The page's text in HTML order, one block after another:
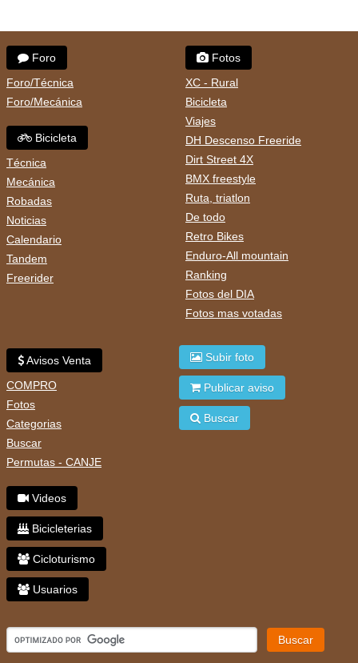
Foro
Foro/Técnica
Foro/Mecánica
Bicicleta
Técnica
Mecánica
Robadas
Noticias
Calendario
Tandem
Freerider
Fotos
XC - Rural
Bicicleta
Viajes
DH Descenso Freeride
Dirt Street 4X
BMX freestyle
Ruta, triatlon
De todo
Retro Bikes
Enduro-All mountain
Ranking
Fotos del DIA
Fotos mas votadas
Avisos Venta
COMPRO
Fotos
Categorias
Buscar
Permutas - CANJE
Videos
Bicicleterias
Cicloturismo
Usuarios
Subir foto
Publicar aviso
Buscar
Buscar